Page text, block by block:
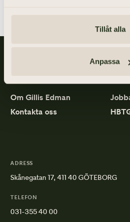
Tillåt alla
Anpassa
Gillis Edman är en av Sveriges mest
På våra kontor fördelade över hela
Om Gillis Edman
Kontakta oss
ADRESS
Skånegatan 17, 411 40 GÖTEBORG
TELEFON
031-355 40 00